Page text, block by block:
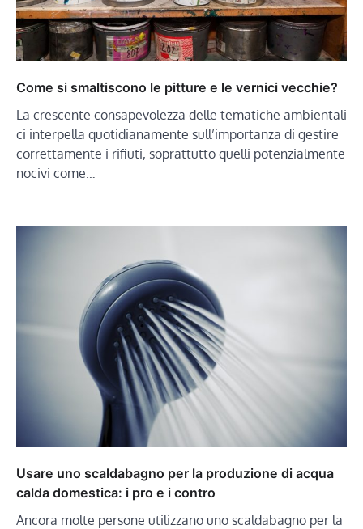
Come si smaltiscono le pitture e le vernici vecchie?
La crescente consapevolezza delle tematiche ambientali
ci interpella quotidianamente sull’importanza di gestire
correttamente i rifiuti, soprattutto quelli potenzialmente
nocivi come…
Usare uno scaldabagno per la produzione di acqua
calda domestica: i pro e i contro
Ancora molte persone utilizzano uno scaldabagno per la